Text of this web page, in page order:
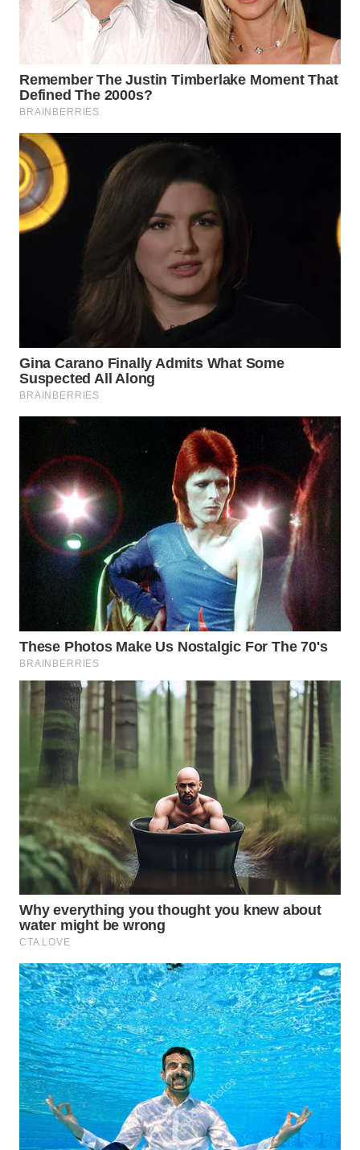
WN
TANGERANG
WN
BINJAI
CIREBON
WN
INDRAMAYU
WN
SUBANG
WN
PURWAKARTA
WN
PRIANGAN
TIMUR
WN
SEMARANG
WN
SOLO
WN
BOROBUDUR
WN
MADURA
WN
SURABAYA
WN
NATUNA
WN
BINTAN
WN
MANDALIKA
WN
LIKUPANG